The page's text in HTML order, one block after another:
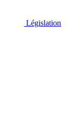
Législation